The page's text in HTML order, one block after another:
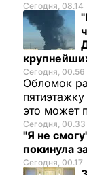
Сегодня, 08.14
Сегодня, 00.56
Обломок
это может
Сегодня, 00.33
"Я не
покинула
Сегодня, 00.17